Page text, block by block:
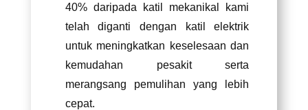
40% daripada katil mekanikal kami
telah diganti dengan katil elektrik
untuk meningkatkan keselesaan dan
kemudahan pesakit serta
merangsang pemulihan yang lebih
cepat.